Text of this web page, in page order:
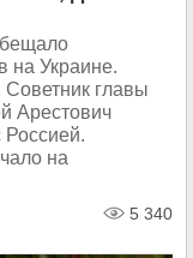
на Украине.
главы
Арестович
Россией.
на
5 340